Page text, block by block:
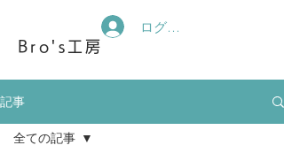
Bro's工房
ログイン
記事
全ての記事